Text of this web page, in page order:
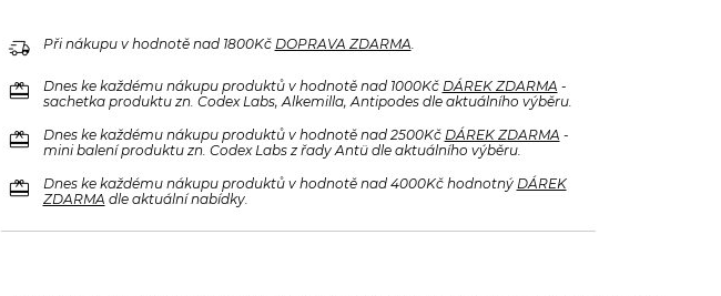
delivery_truck_speed Při nákupu v hodnotě nad 1800Kč DOPRAVA ZDARMA.
redeem Dnes ke každému nákupu produktů v hodnotě nad 1000Kč DÁREK ZDARMA -
sachetka produktu zn. Codex Labs, Alkemilla, Antipodes dle aktuálního výběru.
redeem Dnes ke každému nákupu produktů v hodnotě nad 2500Kč DÁREK ZDARMA -
mini balení produktu zn. Codex Labs z řady Antü dle aktuálního výběru.
redeem Dnes ke každému nákupu produktů v hodnotě nad 4000Kč hodnotný DÁREK
ZDARMA dle aktuální nabídky.